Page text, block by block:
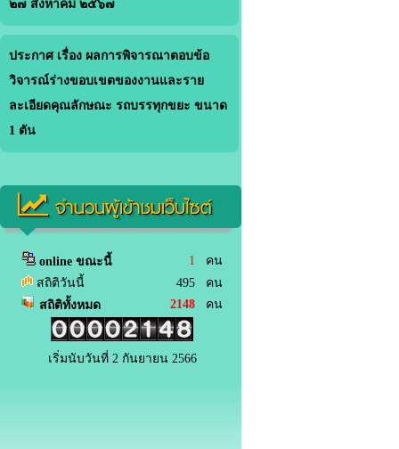
๒๗ สิงหาคม ๒๕๖๗
ประกาศ เรื่อง ผลการพิจารณาตอบข้อ
วิจารณ์ร่างขอบเขตของงานและราย
ละเอียดคุณลักษณะ รถบรรทุกขยะ ขนาด
1 ตัน
จำนวนผู้เข้าชมเว็บไซต์
online ขณะนี้ 1 คน
สถิติวันนี้
495 คน
สถิติทั้งหมด
2148 คน
เริ่มนับวันที่ 2 กันยายน 2566